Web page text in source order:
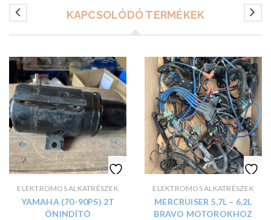
KAPCSOLÓDÓ TERMÉKEK
ELEKTROMOS ALKATRÉSZEK
YAMAHA (70-90PS) 2T
ÖNINDÍTÓ
ELEKTROMOS ALKATRÉSZEK
MERCRUISER 5,7L – 6,2L
BRAVO MOTOROKHOZ